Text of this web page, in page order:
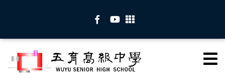
內